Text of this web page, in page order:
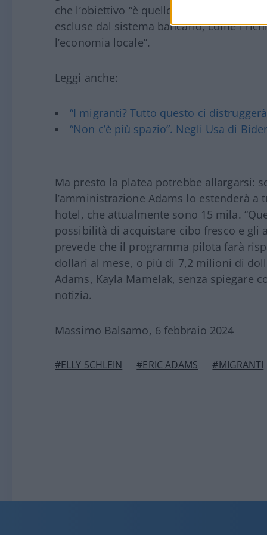
che l’obiettivo “è quello di espandere
escluse dal sistema bancario, come i
l’economia locale”.
Leggi anche:
“I migranti? Tutto questo ci
“Non c’è più spazio”. Negli Usa di
Ma presto la platea potrebbe allargarsi:
l’amministrazione Adams lo estenderà
hotel, che attualmente sono 15 mila.
possibilità di acquistare cibo fresco e
prevede che il programma pilota farà
dollari al mese, o più di 7,2 milioni di
Adams, Kayla Mamelak, senza spiegare
notizia.
Massimo Balsamo, 6 febbraio 2024
#ELLY SCHLEIN #ERIC ADAMS #MIGRANTI